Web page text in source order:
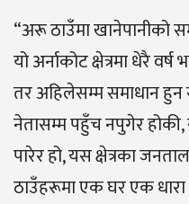
“अरू ठाउँमा खानेपानीको
यो अर्नाकोट क्षेत्रमा धेरै
तर अहिलेसम्म समाधान हुन
नेतासम्म पहुँच नपुगेर होकी,
पारेर हो, यस क्षेत्रका
ठाउँहरूमा एक घर एक